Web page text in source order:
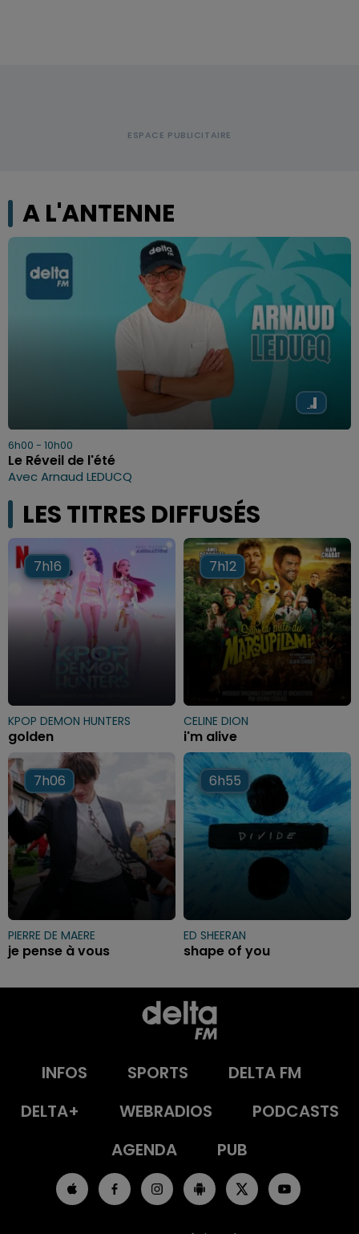
A L'ANTENNE
6h00 - 10h00
Le Réveil de l'été
Avec Arnaud LEDUCQ
LES TITRES DIFFUSÉS
7h16
7h16
KPOP DEMON HUNTERS
golden
7h12
7h12
CELINE DION
i'm alive
7h06
7h06
PIERRE DE MAERE
je pense à vous
6h55
6h55
ED SHEERAN
shape of you
INFOS SPORTS
DELTA FM
DELTA+
WEBRADIOS
PODCASTS
AGENDA
PUB